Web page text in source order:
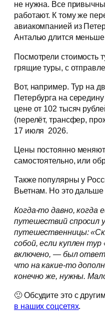
не нужна. Все
работают. К тому же
авиакомпанией из
Анталью длится
Посмотрели стоимость
грящие туры, с
Вот, например. Тур на
Петербурга на
цене от 102 тысяч
(перелёт, трансфер,
17 июля 2026.
Цены постоянно
самостоятельно, или
Также популярны у
Вьетнам. Но это
Когда-то давно, когда
путешествий спросил
путешественницы:
собой, если куплен
включено, — был
что на какие-то
конечно же, нужны.
🙂 Обсудите это с
в наших соцсетях.